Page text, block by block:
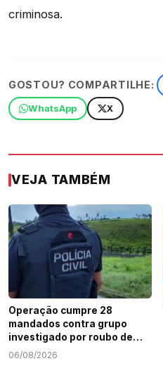
criminosa.
GOSTOU? COMPARTILHE:
WhatsApp X
VEJA TAMBÉM
Operação cumpre 28
mandados contra grupo
investigado por roubo de
cargas e tráfico de drogas
06/08/2026